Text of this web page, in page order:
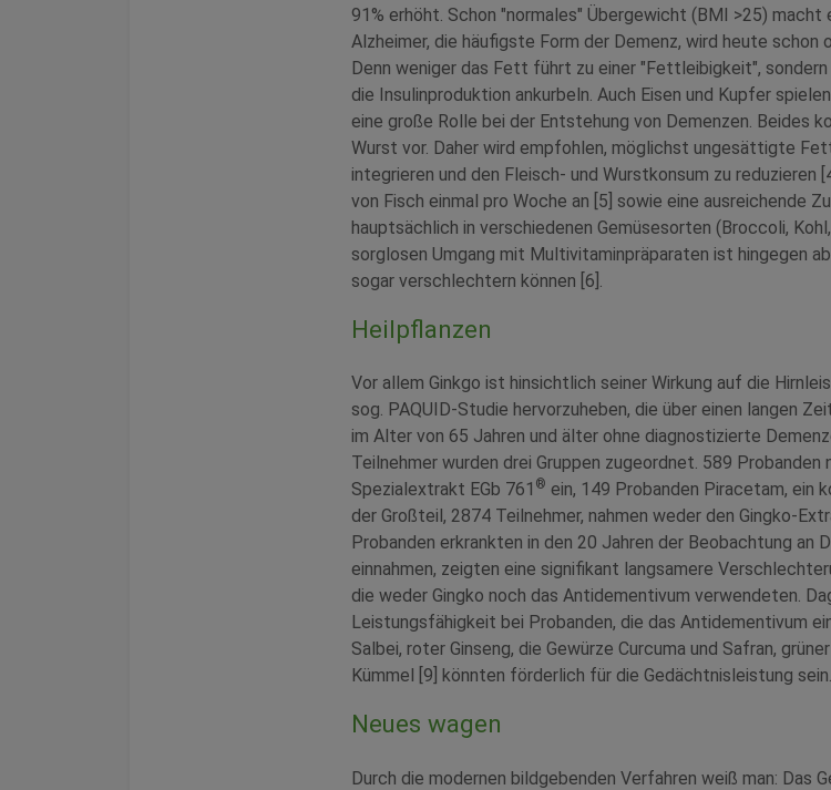
91% erhöht. Schon "normales" Übergewicht (BMI >25) macht
Alzheimer, die häufigste Form der Demenz, wird heute
Denn weniger das Fett führt zu einer "Fettleibigkeit", sondern
die Insulinproduktion ankurbeln. Auch Eisen und Kupfer
eine große Rolle bei der Entstehung von Demenzen. Beides
Wurst vor. Daher wird empfohlen, möglichst ungesättigte
integrieren und den Fleisch- und Wurstkonsum zu
von Fisch einmal pro Woche an [5] sowie eine ausreichende
hauptsächlich in verschiedenen Gemüsesorten (Broccoli,
sorglosen Umgang mit Multivitaminpräparaten ist hingegen
sogar verschlechtern können [6].
Heilpflanzen
Vor allem Ginkgo ist hinsichtlich seiner Wirkung auf die
sog. PAQUID-Studie hervorzuheben, die über einen langen
im Alter von 65 Jahren und älter ohne diagnostizierte
Teilnehmer wurden drei Gruppen zugeordnet. 589 Probanden
Spezialextrakt EGb 761 ® ein, 149 Probanden Piracetam, ein
der Großteil, 2874 Teilnehmer, nahmen weder den Gingko-
Probanden erkrankten in den 20 Jahren der Beobachtung an
einnahmen, zeigten eine signifikant langsamere
die weder Gingko noch das Antidementivum verwendeten.
Leistungsfähigkeit bei Probanden, die das Antidementivum
Salbei, roter Ginseng, die Gewürze Curcuma und Safran,
Kümmel [9] könnten förderlich für die Gedächtnisleistung sein.
Neues wagen
Durch die modernen bildgebenden Verfahren weiß man: Das